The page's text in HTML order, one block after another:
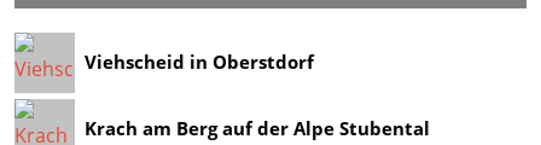
Viehscheid in Oberstdorf
Krach am Berg auf der Alpe Stubental